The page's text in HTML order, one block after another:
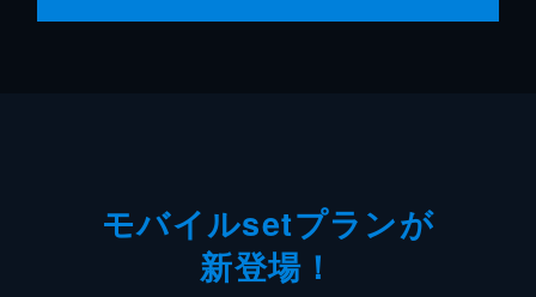
モバイルsetプランが
新登場！